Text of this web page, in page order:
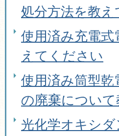
処分方法を教
使用済み充電
えてください
使用済み筒型
の廃棄につい
光化学オキシ